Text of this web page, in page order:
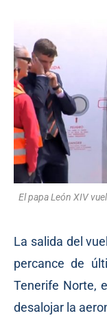
El papa León XIV
La salida del
percance de
Tenerife Norte,
desalojar la